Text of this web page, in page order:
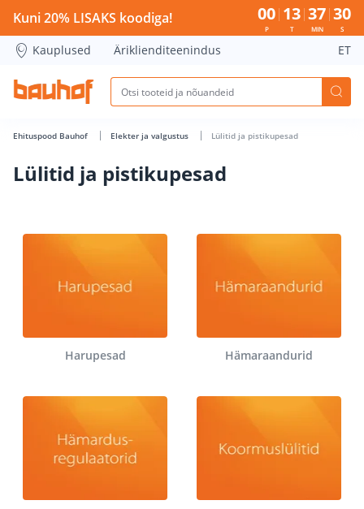
Lülitid ja pistikupesad - Bauhof has loaded
Kuni 20% LISAKS koodiga! 00
P
13
T
37
MIN
29
S
Kauplused Äriklienditeenindus ET
Ehituspood Bauhof Elekter ja valgustus Lülitid ja pistikupesad
Lülitid ja pistikupesad
Harupesad Hämaraandurid